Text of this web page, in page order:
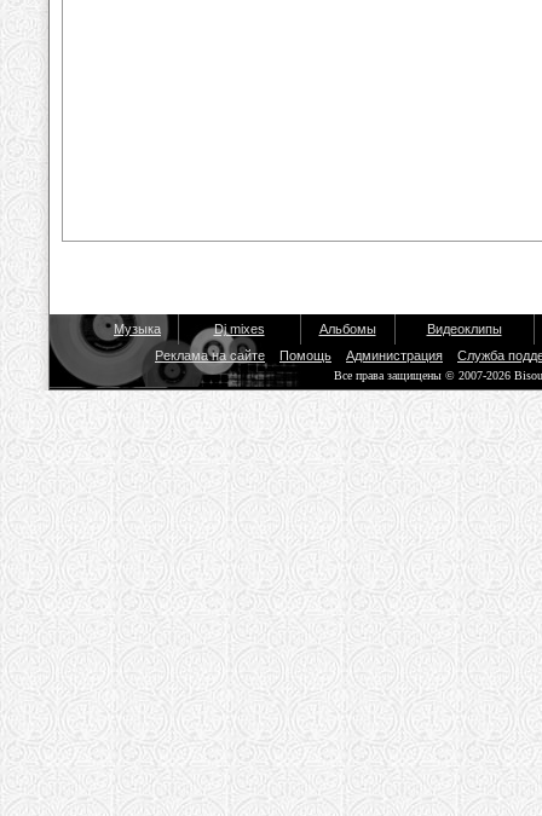
Музыка Dj mixes Альбомы
Видеоклипы
Реклама на сайте
Помощь Администрация Служба
Все права защищены © 2007-2026